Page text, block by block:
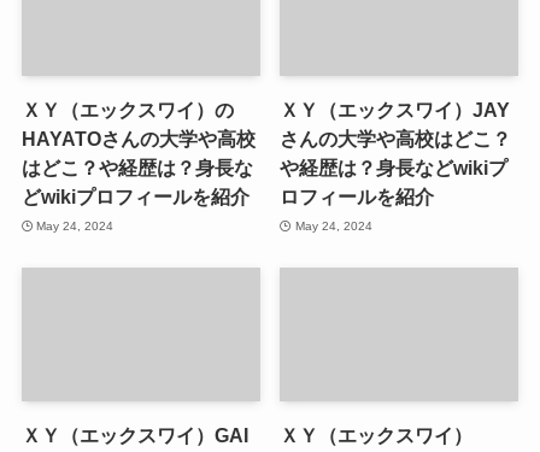
ＸＹ（エックスワイ）の
HAYATOさんの大学や高校
はどこ？や経歴は？身長な
どwikiプロフィールを紹介
May 24, 2024
ＸＹ（エックスワイ）JAY
さんの大学や高校はどこ？
や経歴は？身長などwikiプ
ロフィールを紹介
May 24, 2024
ＸＹ（エックスワイ）GAI
ＸＹ（エックスワイ）